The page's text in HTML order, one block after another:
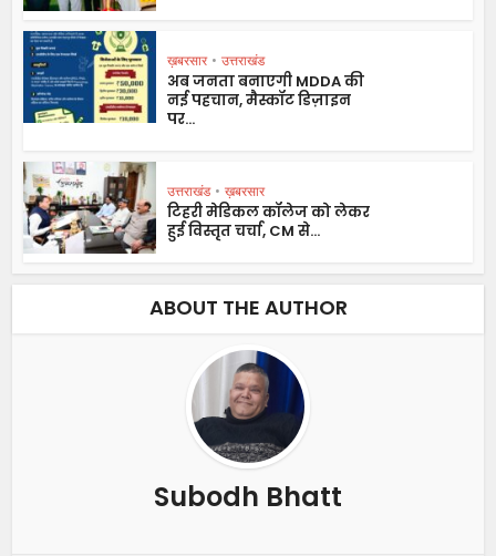
ख़बरसार • उत्तराखंड
अब जनता बनाएगी MDDA की
नई पहचान, मैस्कॉट डिज़ाइन
पर...
उत्तराखंड • ख़बरसार
टिहरी मेडिकल कॉलेज को लेकर
हुई विस्तृत चर्चा, CM से...
ABOUT THE AUTHOR
Subodh Bhatt